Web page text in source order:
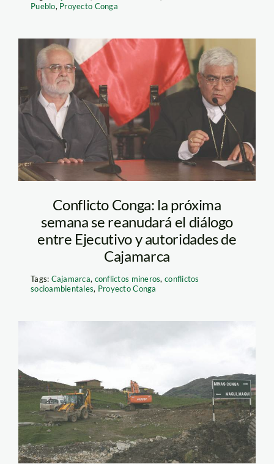
Pueblo, Proyecto Conga
garatea_larepublica
Conflicto Conga: la próxima
semana se reanudará el diálogo
entre Ejecutivo y autoridades de
Cajamarca
Tags: Cajamarca, conflictos mineros, conflictos
socioambientales, Proyecto Conga
imagen-
conga_larepublica